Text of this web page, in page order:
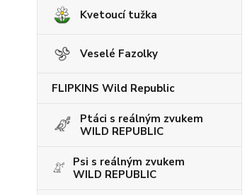
Kvetoucí tužka
Veselé Fazolky
FLIPKINS Wild Republic
Ptáci s reálným zvukem
WILD REPUBLIC
Psi s reálným zvukem
WILD REPUBLIC